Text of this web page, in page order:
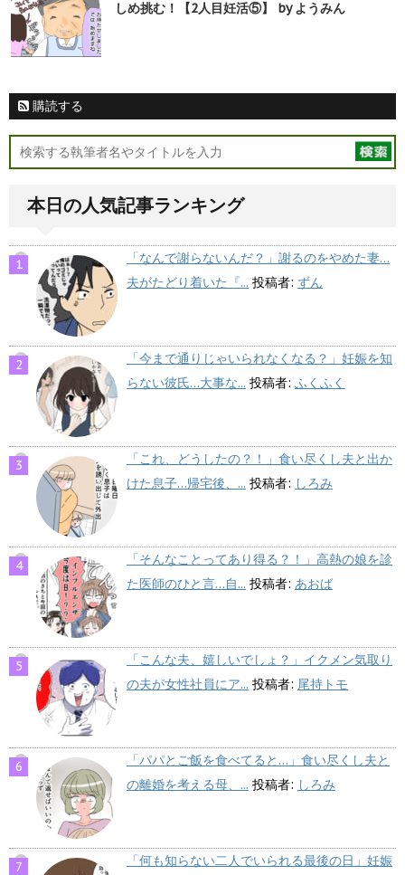
しめ挑む！【2人目妊活⑤】 by ようみん
購読する
本日の人気記事ランキング
「なんで謝らないんだ？」謝るのをやめた妻…
夫がたどり着いた『... 投稿者: ずん
「今まで通りじゃいられなくなる？」妊娠を知
らない彼氏…大事な... 投稿者: ふくふく
「これ、どうしたの？！」食い尽くし夫と出か
けた息子…帰宅後、... 投稿者: しろみ
「そんなことってあり得る？！」高熱の娘を診
た医師のひと言…自... 投稿者: あおば
「こんな夫、嬉しいでしょ？」イクメン気取り
の夫が女性社員にア... 投稿者: 尾持トモ
「パパとご飯を食べてると…」食い尽くし夫と
の離婚を考える母、... 投稿者: しろみ
「何も知らない二人でいられる最後の日」妊娠